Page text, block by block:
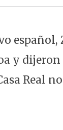
y dijeron
Real